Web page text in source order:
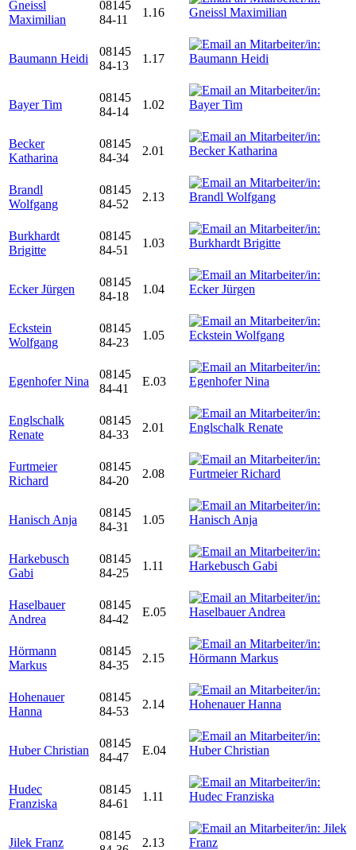
Gneissl
Maximilian
08145
84-11
1.16
Baumann Heidi
08145
84-13
1.17
Bayer Tim
08145
84-14
1.02
Becker
Katharina
08145
84-34
2.01
Brandl
Wolfgang
08145
84-52
2.13
Burkhardt
Brigitte
08145
84-51
1.03
Ecker Jürgen
08145
84-18
1.04
Eckstein
Wolfgang
08145
84-23
1.05
Egenhofer Nina
08145
84-41
E.03
Englschalk
Renate
08145
84-33
2.01
Furtmeier
Richard
08145
84-20
2.08
Hanisch Anja
08145
84-31
1.05
Harkebusch
Gabi
08145
84-25
1.11
Haselbauer
Andrea
08145
84-42
E.05
Hörmann
Markus
08145
84-35
2.15
Hohenauer
Hanna
08145
84-53
2.14
Huber Christian
08145
84-47
E.04
Hudec
Franziska
08145
84-61
1.11
Jilek Franz
08145
2.13